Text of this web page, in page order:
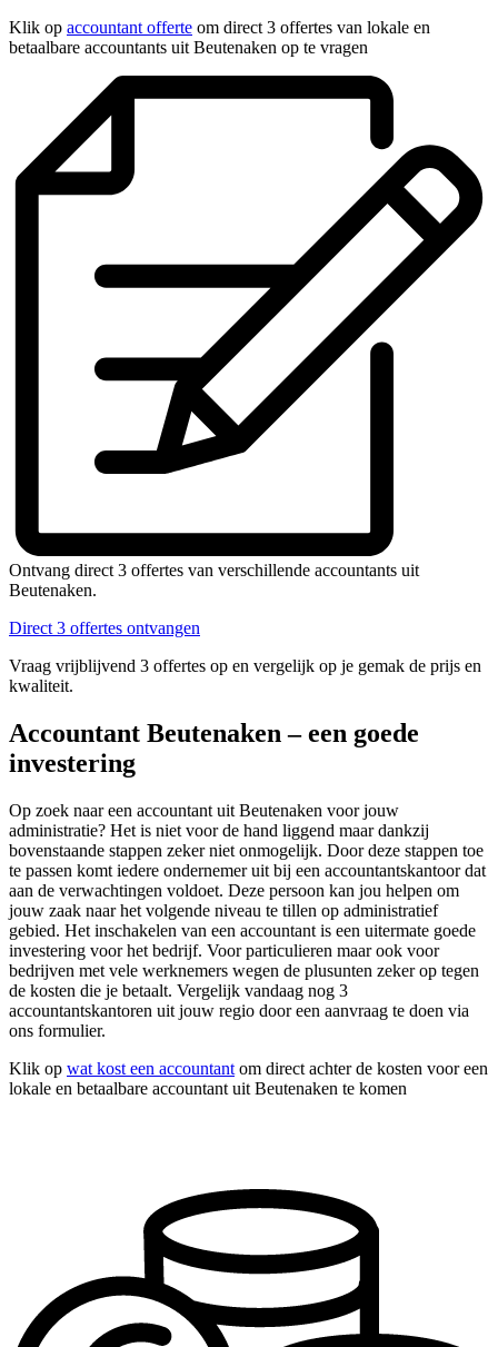
Klik op accountant offerte om direct 3 offertes van lokale en
betaalbare accountants uit Beutenaken op te vragen
Ontvang direct 3 offertes van verschillende accountants uit
Beutenaken.
Direct 3 offertes ontvangen
Vraag vrijblijvend 3 offertes op en vergelijk op je gemak de prijs en
kwaliteit.
Accountant Beutenaken – een goede
investering
Op zoek naar een accountant uit Beutenaken voor jouw
administratie? Het is niet voor de hand liggend maar dankzij
bovenstaande stappen zeker niet onmogelijk. Door deze stappen toe
te passen komt iedere ondernemer uit bij een accountantskantoor dat
aan de verwachtingen voldoet. Deze persoon kan jou helpen om
jouw zaak naar het volgende niveau te tillen op administratief
gebied. Het inschakelen van een accountant is een uitermate goede
investering voor het bedrijf. Voor particulieren maar ook voor
bedrijven met vele werknemers wegen de plusunten zeker op tegen
de kosten die je betaalt. Vergelijk vandaag nog 3
accountantskantoren uit jouw regio door een aanvraag te doen via
ons formulier.
Klik op wat kost een accountant om direct achter de kosten voor een
lokale en betaalbare accountant uit Beutenaken te komen